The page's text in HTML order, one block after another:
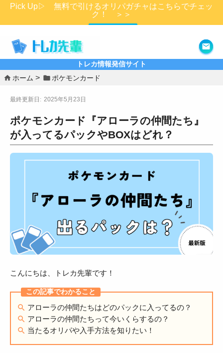
Pick Up▷ 無料で引けるオリパガチャはこちらでチェッ
ク！ ＞＞
トレカ情報発信サイト
ホーム ポケモンカード
2025年5月23日
ポケモンカード『アローラの仲間たち』
が入ってるパックやBOXはどれ？
こんにちは、トレカ先輩です！
アローラの仲間たちはどのパックに入ってるの？
アローラの仲間たちって今いくらするの？
当たるオリパや入手方法を知りたい！